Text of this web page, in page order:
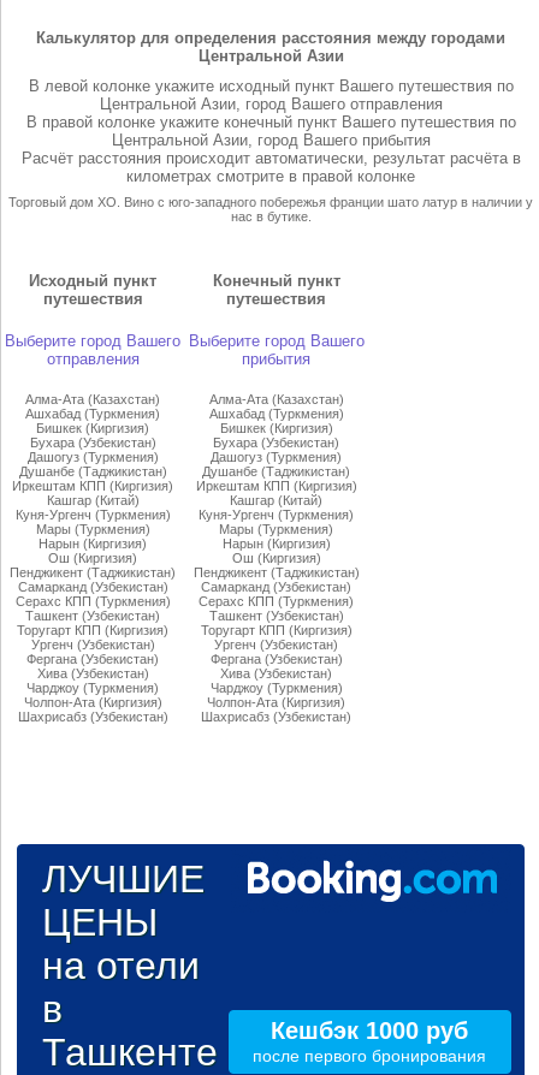
Калькулятор для определения расстояния между городами
Центральной Азии
В левой колонке укажите исходный пункт Вашего путешествия по
Центральной Азии, город Вашего отправления
В правой колонке укажите конечный пункт Вашего путешествия по
Центральной Азии, город Вашего прибытия
Расчёт расстояния происходит автоматически, результат расчёта в
километрах смотрите в правой колонке
Торговый дом ХО. Вино с юго-западного побережья франции шато латур в наличии у
нас в бутике.
Исходный пункт
путешествия
Выберите город Вашего
отправления
Конечный пункт
путешествия
Выберите город Вашего
прибытия
Алма-Ата (Казахстан)
Ашхабад (Туркмения)
Бишкек (Киргизия)
Бухара (Узбекистан)
Дашогуз (Туркмения)
Душанбе (Таджикистан)
Иркештам КПП (Киргизия)
Кашгар (Китай)
Куня-Ургенч (Туркмения)
Мары (Туркмения)
Нарын (Киргизия)
Ош (Киргизия)
Пенджикент (Таджикистан)
Самарканд (Узбекистан)
Серахс КПП (Туркмения)
Ташкент (Узбекистан)
Торугарт КПП (Киргизия)
Ургенч (Узбекистан)
Фергана (Узбекистан)
Хива (Узбекистан)
Чарджоу (Туркмения)
Чолпон-Ата (Киргизия)
Шахрисабз (Узбекистан)
Алма-Ата (Казахстан)
Ашхабад (Туркмения)
Бишкек (Киргизия)
Бухара (Узбекистан)
Дашогуз (Туркмения)
Душанбе (Таджикистан)
Иркештам КПП (Киргизия)
Кашгар (Китай)
Куня-Ургенч (Туркмения)
Мары (Туркмения)
Нарын (Киргизия)
Ош (Киргизия)
Пенджикент (Таджикистан)
Самарканд (Узбекистан)
Серахс КПП (Туркмения)
Ташкент (Узбекистан)
Торугарт КПП (Киргизия)
Ургенч (Узбекистан)
Фергана (Узбекистан)
Хива (Узбекистан)
Чарджоу (Туркмения)
Чолпон-Ата (Киргизия)
Шахрисабз (Узбекистан)
ЛУЧШИЕ
ЦЕНЫ
на отели
в
Ташкенте
Кешбэк 1000 руб
после первого бронирования